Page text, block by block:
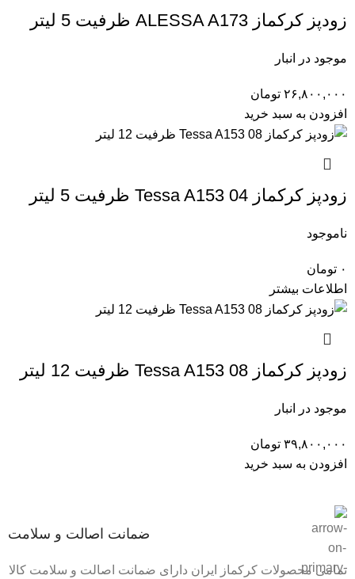
زودپز کرکماز ALESSA A173 ظرفیت 5 لیتر
موجود در انبار
۲۶,۸۰۰,۰۰۰ تومان
افزودن به سبد خرید
زودپز کرکماز Tessa A153 04 ظرفیت 5 لیتر
ناموجود
۰ تومان
اطلاعات بیشتر
زودپز کرکماز Tessa A153 08 ظرفیت 12 لیتر
موجود در انبار
۳۹,۸۰۰,۰۰۰ تومان
افزودن به سبد خرید
ضمانت اصالت و سلامت
تمامی محصولات کرکماز ایران دارای ضمانت اصالت و سلامت کالا